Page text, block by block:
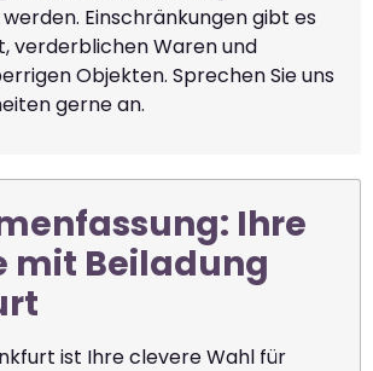
Einschränkungen gibt es
verderblichen Waren und
Objekten. Sprechen Sie uns
gerne an.
Ihre
mit Beiladung
ist Ihre clevere Wahl für